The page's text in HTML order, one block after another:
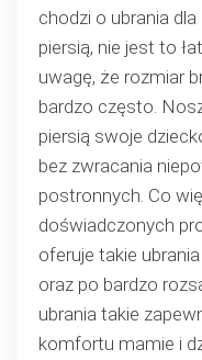
chodzi o ubrania
piersią, nie jest to
uwagę, że rozmiar
bardzo często.
piersią swoje
bez zwracania
postronnych. Co
doświadczonych
oferuje takie
oraz po bardzo
ubrania takie
komfortu mamie i